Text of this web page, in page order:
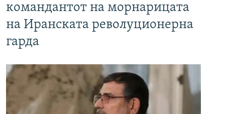
командантот на морнарицата
на Иранската револуционерна
гарда